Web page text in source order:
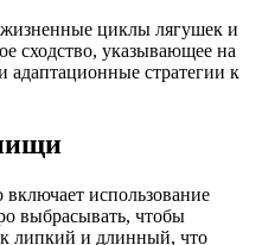
циклы лягушек и
сходство, указывающее на
стратегии к
включает использование
выбрасывать, чтобы
липкий и длинный, что